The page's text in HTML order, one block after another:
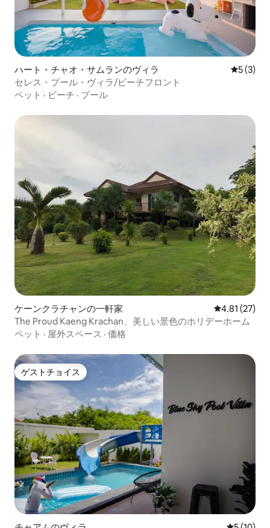
ハート・チャオ・サムランのヴィラ レビュー
5 (3)
セレス・プール・ヴィラ/ビーチフロント
ペット · ビーチ · プール
ケーンクラチャンの一軒家 レビュー27
4.81 (27)
The Proud Kaeng Krachan、美しい景色のホリデーホーム
ペット · 屋外スペース · 価格
ゲストチョイス
ゲストチョイス